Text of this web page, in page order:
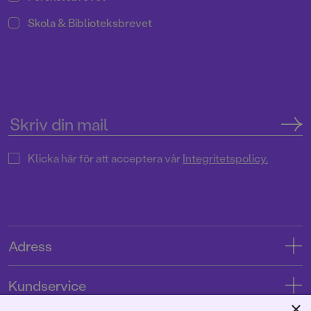
Skola & Biblioteksbrevet
Klicka här för att acceptera vårIntegritetspolicy.
Adress
Kundservice